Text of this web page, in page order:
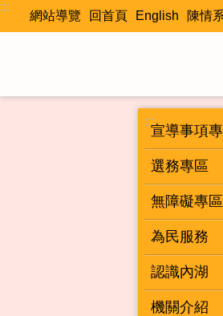
跳到主要內容區塊
:::
網站導覽 回首頁 English 陳情
:::
宣導事項
選務專區
無障礙專區
為民服務
認識內湖
機關介紹